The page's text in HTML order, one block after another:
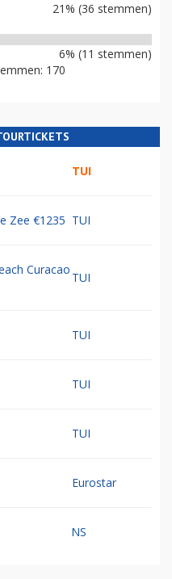
21% (36 stemmen)
6% (11 stemmen)
170
TUI
Zee €1235 TUI
Curacao
TUI
TUI
TUI
TUI
Eurostar
NS